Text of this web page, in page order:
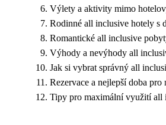
Výlety a aktivity mimo
Rodinné all inclusive hotely s
Romantické all inclusive
Výhody a nevýhody all
Jak si vybrat správný all
Rezervace a nejlepší doba pro
Tipy pro maximální využití all